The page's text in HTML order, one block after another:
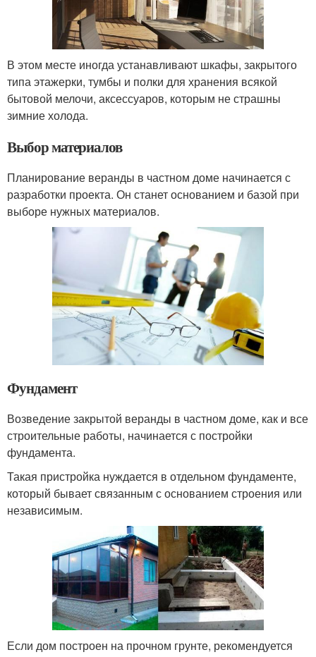
В этом месте иногда устанавливают шкафы, закрытого
типа этажерки, тумбы и полки для хранения всякой
бытовой мелочи, аксессуаров, которым не страшны
зимние холода.
Выбор материалов
Планирование веранды в частном доме начинается с
разработки проекта. Он станет основанием и базой при
выборе нужных материалов.
Фундамент
Возведение закрытой веранды в частном доме, как и все
строительные работы, начинается с постройки
фундамента.
Такая пристройка нуждается в отдельном фундаменте,
который бывает связанным с основанием строения или
независимым.
Если дом построен на прочном грунте, рекомендуется